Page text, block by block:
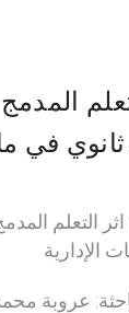
ثانوي في
اثر التعلم
الإدارية
عروبة